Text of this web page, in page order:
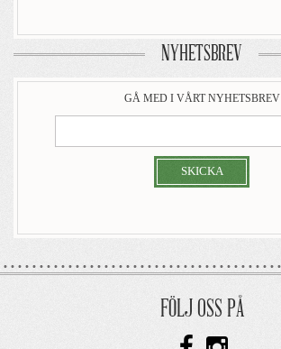
NYHETSBREV
GÅ MED I VÅRT NYHETSBREV
SKICKA
FÖLJ OSS PÅ